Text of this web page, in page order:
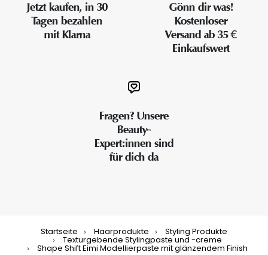
Jetzt kaufen, in 30
Tagen bezahlen
mit Klarna
Gönn dir was!
Kostenloser
Versand ab 35 €
Einkaufswert
Fragen? Unsere
Beauty-
Expert:innen sind
für dich da
Startseite Haarprodukte Styling Produkte
Texturgebende Stylingpaste und -creme
Shape Shift Eimi Modellierpaste mit glänzendem Finish